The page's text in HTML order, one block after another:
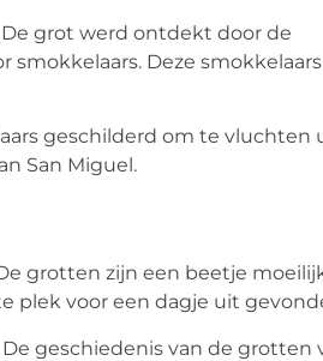
De grot werd ontdekt door de
smokkelaars. Deze smokkelaars
geschilderd om te vluchten
San Miguel.
grotten zijn een beetje
plek voor een dagje uit
geschiedenis van de grotten